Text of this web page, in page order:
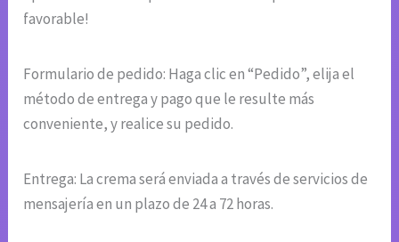
favorable!
Formulario de pedido: Haga clic en “Pedido”, elija el
método de entrega y pago que le resulte más
conveniente, y realice su pedido.
Entrega: La crema será enviada a través de servicios de
mensajería en un plazo de 24 a 72 horas.